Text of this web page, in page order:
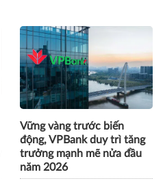
Vững vàng trước biến
động, VPBank duy trì tăng
trưởng mạnh mẽ nửa đầu
năm 2026